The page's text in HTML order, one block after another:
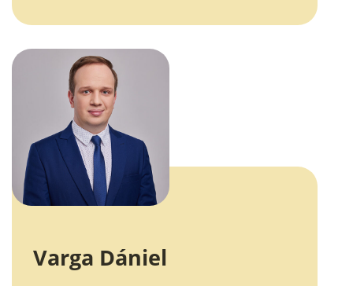
Varga Dániel